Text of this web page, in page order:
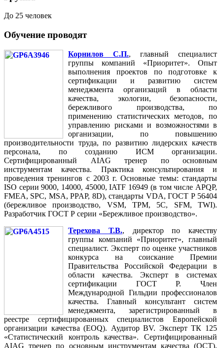
До 25 человек
Обучение проводят
Корнилов С.П., главный специалист
группы компаний «Приоритет». Опыт
выполнения проектов по подготовке к
сертификации и развитию систем
менеджмента организаций в области
качества, экологии, безопасности,
бережливого производства, по
применению статистических методов, по
управлению рисками и возможностями в
организации, по повышению
производительности труда, по развитию лидерских качеств
персонала, по созданию ИСМ организации.
Сертифицированный AIAG тренер по основным
инструментам качества. Практика консультирования и
проведения тренингов с 2003 г. Основные темы: стандарты
ISO серии 9000, 14000, 45000, IATF 16949 (в том числе APQP,
FMEA, SPC, MSA, PPAP, 8D), стандарты VDA, ГОСТ Р 56404
(бережливое производство, VSM, TPM, 5C, SFM, TWI).
Разработчик ГОСТ Р серии «Бережливое производство».
Терехова Т.В., директор по качеству
группы компаний «Приоритет», главный
специалист. Эксперт по оценке участников
конкурса на соискание Премии
Правительства Российской Федерации в
области качества. Эксперт в системах
сертификации ГОСТ Р. Член
Международной Гильдии профессионалов
качества. Главный консультант систем
менеджмента, зарегистрированный в
реестре сертифицированных специалистов Европейской
организации качества (EOQ). Аудитор BV. Эксперт ТК 125
«Статистический контроль качества». Сертифицированный
AIAG тренер по основным инструментам качества (QCT).